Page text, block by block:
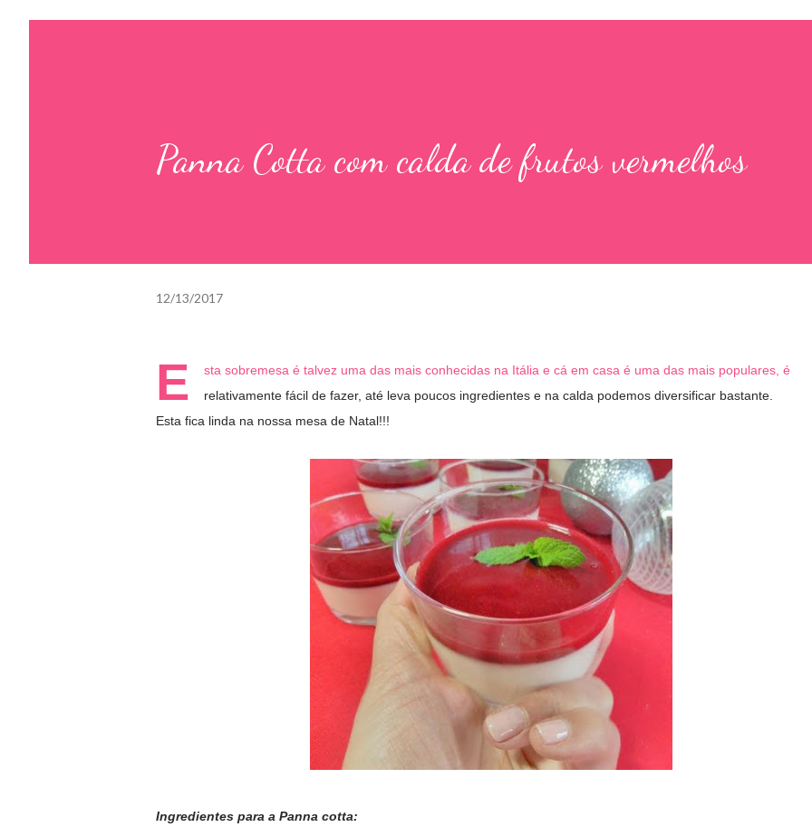
Panna Cotta com calda de frutos vermelhos
12/13/2017
E
sta sobremesa é talvez uma das mais conhecidas na Itália e cá em casa é uma das mais populares, é
relativamente fácil de fazer, até leva poucos ingredientes e na calda podemos diversificar bastante.
Esta fica linda na nossa mesa de Natal!!!
Ingredientes para a Panna cotta: